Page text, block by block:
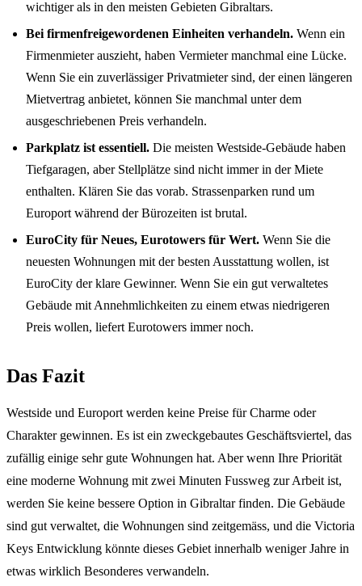
wichtiger als in den meisten Gebieten Gibraltars.
Bei firmenfreigewordenen Einheiten verhandeln. Wenn ein
Firmenmieter auszieht, haben Vermieter manchmal eine Lücke.
Wenn Sie ein zuverlässiger Privatmieter sind, der einen längeren
Mietvertrag anbietet, können Sie manchmal unter dem
ausgeschriebenen Preis verhandeln.
Parkplatz ist essentiell. Die meisten Westside-Gebäude haben
Tiefgaragen, aber Stellplätze sind nicht immer in der Miete
enthalten. Klären Sie das vorab. Strassenparken rund um
Europort während der Bürozeiten ist brutal.
EuroCity für Neues, Eurotowers für Wert. Wenn Sie die
neuesten Wohnungen mit der besten Ausstattung wollen, ist
EuroCity der klare Gewinner. Wenn Sie ein gut verwaltetes
Gebäude mit Annehmlichkeiten zu einem etwas niedrigeren
Preis wollen, liefert Eurotowers immer noch.
Das Fazit
Westside und Europort werden keine Preise für Charme oder
Charakter gewinnen. Es ist ein zweckgebautes Geschäftsviertel, das
zufällig einige sehr gute Wohnungen hat. Aber wenn Ihre Priorität
eine moderne Wohnung mit zwei Minuten Fussweg zur Arbeit ist,
werden Sie keine bessere Option in Gibraltar finden. Die Gebäude
sind gut verwaltet, die Wohnungen sind zeitgemäss, und die Victoria
Keys Entwicklung könnte dieses Gebiet innerhalb weniger Jahre in
etwas wirklich Besonderes verwandeln.